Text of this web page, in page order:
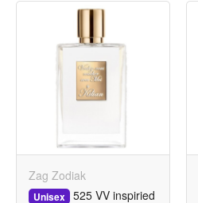
Zag Zodiak
Unisex 525 VV inspiried